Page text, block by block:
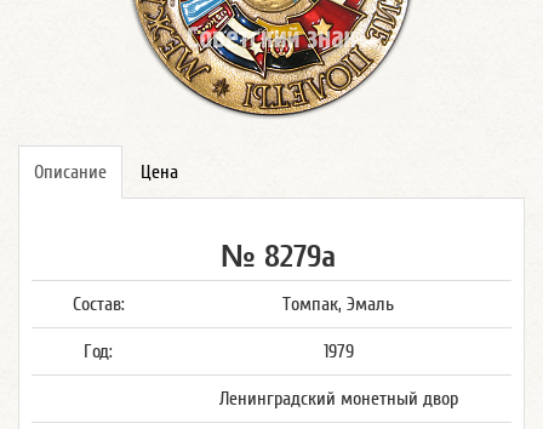
Описание Цена
№ 8279а
Состав: Томпак, Эмаль
Год: 1979
Ленинградский монетный двор